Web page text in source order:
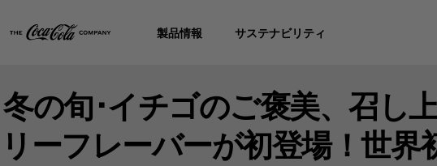
製品情報 サステナビリティ
冬の旬･イチゴのご褒美、召し
リーフレーバーが初登場！世